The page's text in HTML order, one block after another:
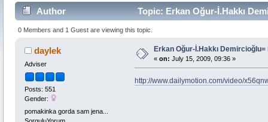
Author Topic: Erkan Oğur-İ.Hakkı
0 Members and 1 Guest are viewing this topic.
daylek
Adviser
Posts: 551
Gender:
pomakinka gorda sam jena...
Erkan Oğur-İ.Hakkı
« on: July 15, 2009, 09:36 »
http://www.dailymotion.com/video/